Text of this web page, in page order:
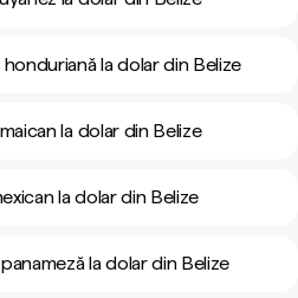
la dolar din Belize
la dolar din Belize
la dolar din Belize
la dolar din Belize